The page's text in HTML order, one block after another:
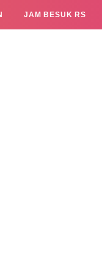
JAM BESUK RS